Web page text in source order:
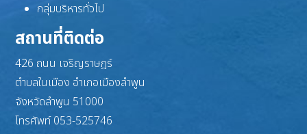
กลุ่มบริหารทั่วไป
สถานที่ติดต่อ
426 ถนน เจริญราษฎร์
ตำบลในเมือง อำเภอเมืองลำพูน
จังหวัดลำพูน 51000
โทรศัพท์ 053-525746